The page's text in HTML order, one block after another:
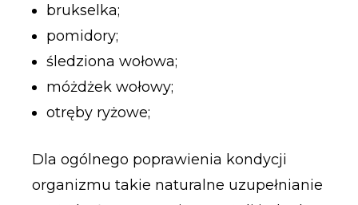
brukselka;
pomidory;
śledziona wołowa;
móżdżek wołowy;
otręby ryżowe;
Dla ogólnego poprawienia kondycji
organizmu takie naturalne uzupełnianie